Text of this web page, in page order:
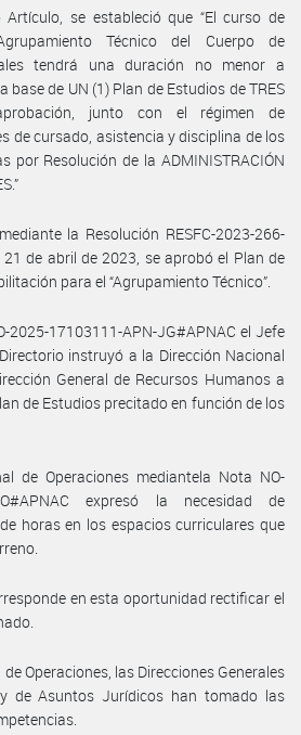
se estableció que “El curso de
Técnico del Cuerpo de
tendrá una duración no menor a
base de UN (1) Plan de Estudios de TRES
junto con el régimen de
de cursado, asistencia y disciplina de los
por Resolución de la ADMINISTRACIÓN
la Resolución RESFC-2023-266-
de abril de 2023, se aprobó el Plan de
para el “Agrupamiento Técnico”.
2025-17103111-APN-JG#APNAC el Jefe
instruyó a la Dirección Nacional
General de Recursos Humanos a
de Estudios precitado en función de los
de Operaciones mediantela Nota NO-
expresó la necesidad de
horas en los espacios curriculares que
en esta oportunidad rectificar el
Operaciones, las Direcciones Generales
de Asuntos Jurídicos han tomado las